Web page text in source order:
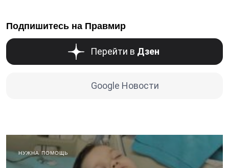
Подпишитесь на Правмир
Перейти в Дзен
Google Новости
НУЖНА ПОМОЩЬ